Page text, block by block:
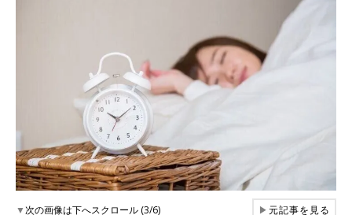
▼次の画像は下へスクロール (3/6) ▶元記事を見る